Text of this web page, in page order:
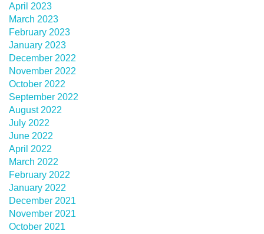
April 2023
March 2023
February 2023
January 2023
December 2022
November 2022
October 2022
September 2022
August 2022
July 2022
June 2022
April 2022
March 2022
February 2022
January 2022
December 2021
November 2021
October 2021